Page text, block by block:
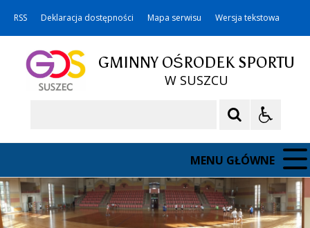
RSS Deklaracja dostępności Mapa serwisu Wersja tekstowa
GMINNY OŚRODEK SPORTU
W SUSZCU
MENU GŁÓWNE